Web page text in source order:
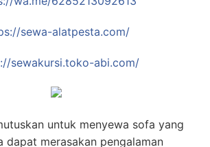
sewa-alatpesta.com/
sewakursi.toko-abi.com/
untuk menyewa sofa yang
dapat merasakan pengalaman